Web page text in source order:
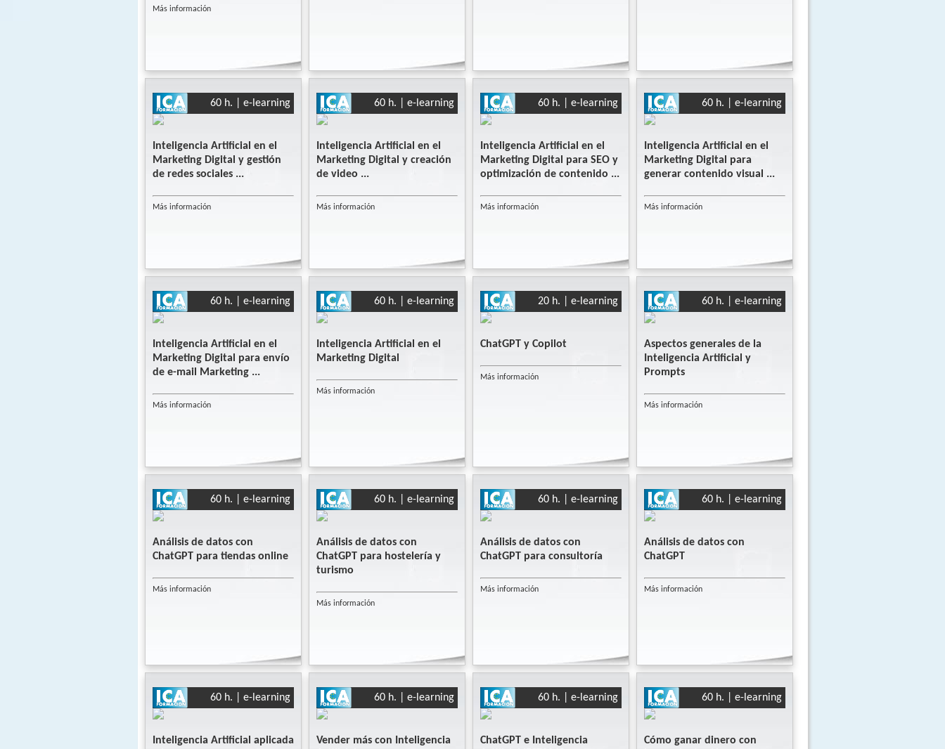
Más información
60 h. | e-learning
Inteligencia Artificial en el
Marketing Digital y gestión
de redes sociales ...
Más información
60 h. | e-learning
Inteligencia Artificial en el
Marketing Digital y creación
de video ...
Más información
60 h. | e-learning
Inteligencia Artificial en el
Marketing Digital para SEO y
optimización de contenido ...
Más información
60 h. | e-learning
Inteligencia Artificial en el
Marketing Digital para
generar contenido visual ...
Más información
60 h. | e-learning
Inteligencia Artificial en el
Marketing Digital para envío
de e-mail Marketing ...
Más información
60 h. | e-learning
Inteligencia Artificial en el
Marketing Digital
Más información
20 h. | e-learning
ChatGPT y Copilot
Más información
60 h. | e-learning
Aspectos generales de la
Inteligencia Artificial y
Prompts
Más información
60 h. | e-learning
Análisis de datos con
ChatGPT para tiendas online
Más información
60 h. | e-learning
Análisis de datos con
ChatGPT para hostelería y
turismo
Más información
60 h. | e-learning
Análisis de datos con
ChatGPT para consultoría
Más información
60 h. | e-learning
Análisis de datos con
ChatGPT
Más información
60 h. | e-learning
Inteligencia Artificial aplicada
60 h. | e-learning
Vender más con Inteligencia
60 h. | e-learning
ChatGPT e Inteligencia
60 h. | e-learning
Cómo ganar dinero con